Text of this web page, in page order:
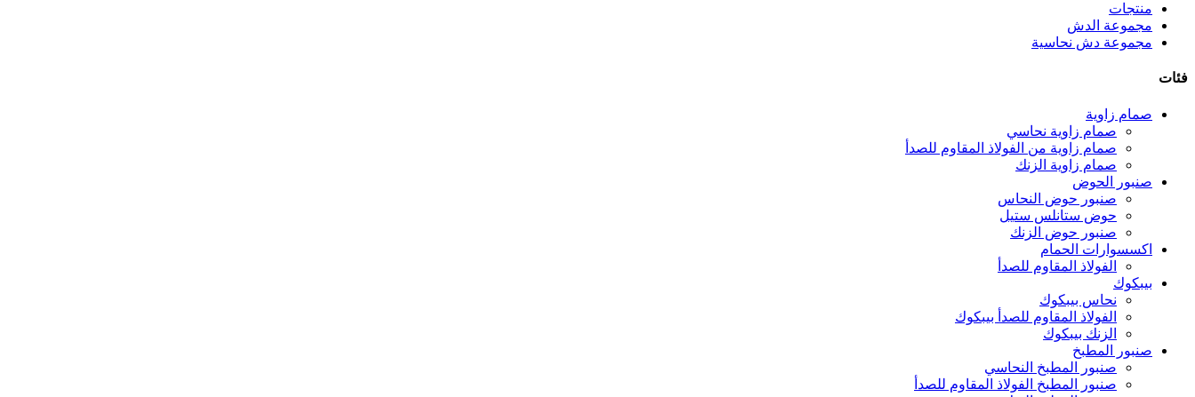
منتجات
مجموعة الدش
مجموعة دش نحاسية
فئات
صمام زاوية
صمام زاوية نحاسي
صمام زاوية من الفولاذ المقاوم للصدأ
صمام زاوية الزنك
صنبور الحوض
صنبور حوض النحاس
حوض ستانلس ستيل
صنبور حوض الزنك
اكسسوارات الحمام
الفولاذ المقاوم للصدأ
بيبكوك
نحاس بيبكوك
الفولاذ المقاوم للصدأ بيبكوك
الزنك بيبكوك
صنبور المطبخ
صنبور المطبخ النحاسي
صنبور المطبخ الفولاذ المقاوم للصدأ